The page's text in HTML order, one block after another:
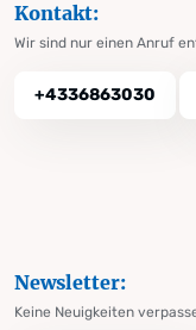
Kontakt:
Wir sind nur einen Anruf
+4336863030
Newsletter:
Keine Neuigkeiten